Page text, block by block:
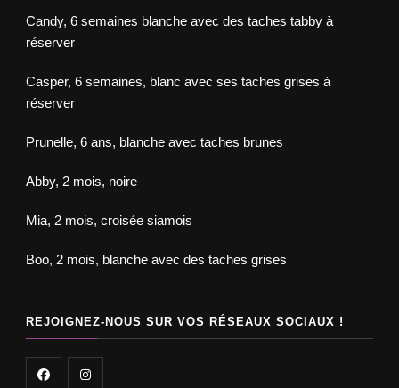
Candy, 6 semaines blanche avec des taches tabby à
réserver
Casper, 6 semaines, blanc avec ses taches grises à
réserver
Prunelle, 6 ans, blanche avec taches brunes
Abby, 2 mois, noire
Mia, 2 mois, croisée siamois
Boo, 2 mois, blanche avec des taches grises
REJOIGNEZ-NOUS SUR VOS RÉSEAUX SOCIAUX !